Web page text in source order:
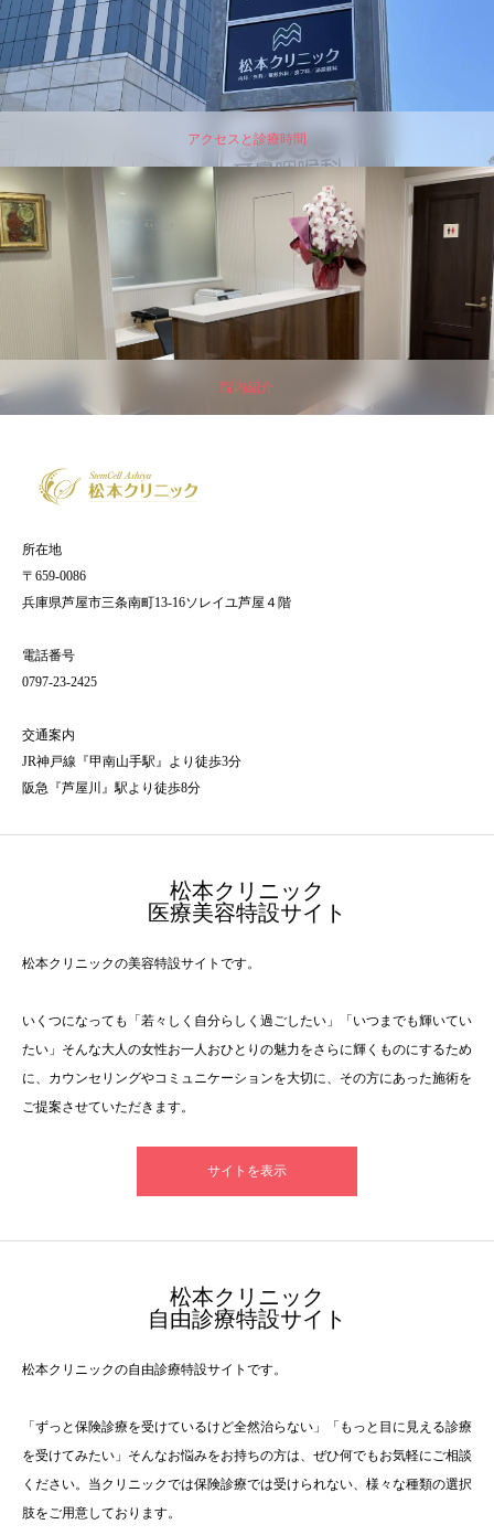
アクセスと診療時間
院内紹介
所在地
〒659-0086
兵庫県芦屋市三条南町13-16ソレイユ芦屋４階
電話番号
0797-23-2425
交通案内
JR神戸線『甲南山手駅』より徒歩3分
阪急『芦屋川』駅より徒歩8分
松本クリニック
医療美容特設サイト
松本クリニックの美容特設サイトです。
いくつになっても「若々しく自分らしく過ごしたい」「いつまでも輝いてい
たい」そんな大人の女性お一人おひとりの魅力をさらに輝くものにするため
に、カウンセリングやコミュニケーションを大切に、その方にあった施術を
ご提案させていただきます。
サイトを表示
​松本クリニック
自由診療特設サイト
松本クリニックの自由診療特設サイトです。
「ずっと保険診療を受けているけど全然治らない」「もっと目に見える診療
を受けてみたい」そんなお悩みをお持ちの方は、ぜひ何でもお気軽にご相談
ください。当クリニックでは保険診療では受けられない、様々な種類の選択
肢をご用意しております。